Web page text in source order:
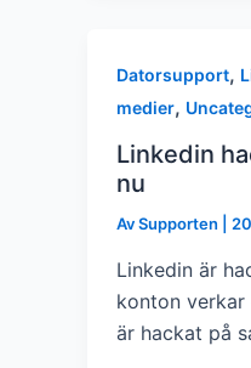
Datorsupport,
medier,
Linkedin
nu
AvSupporten
Linkedin är
konton
är hackat på